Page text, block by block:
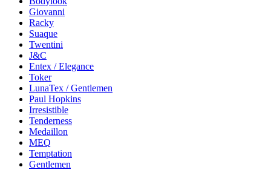
Giovanni
Racky
Suaque
Twentini
J&C
Entex / Elegance
Toker
LunaTex / Gentlemen
Paul Hopkins
Irresistible
Tenderness
Medaillon
MEQ
Temptation
Gentlemen